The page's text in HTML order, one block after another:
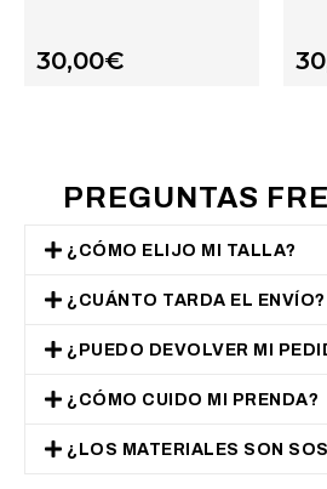
30,00€
PREGUNTAS
¿CÓMO ELIJO MI TALLA?
¿CUÁNTO TARDA EL ENVÍO?
¿PUEDO DEVOLVER MI
¿CÓMO CUIDO MI PRENDA?
¿LOS MATERIALES SON